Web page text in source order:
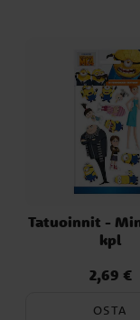
Tatuoinnit -
kpl
Hinta:2,69 €
2,69 €
OSTA